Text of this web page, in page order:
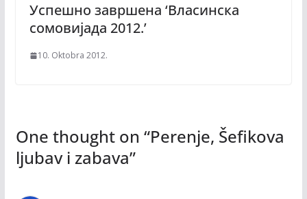
Успешно завршена ‘Власинска
сомовијада 2012.’
10. Oktobra 2012.
One thought on “Perenje, Šefikova
ljubav i zabava”